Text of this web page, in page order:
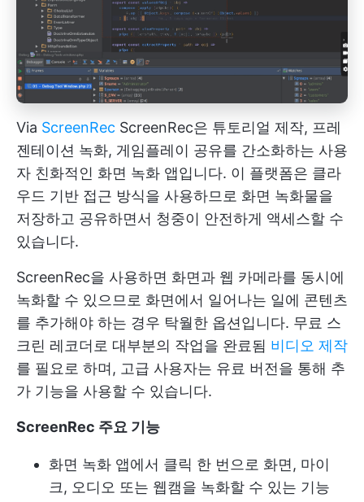
Via ScreenRec ScreenRec은 튜토리얼 제작, 프레
젠테이션 녹화, 게임플레이 공유를 간소화하는 사용
자 친화적인 화면 녹화 앱입니다. 이 플랫폼은 클라
우드 기반 접근 방식을 사용하므로 화면 녹화물을
저장하고 공유하면서 청중이 안전하게 액세스할 수
있습니다.
ScreenRec을 사용하면 화면과 웹 카메라를 동시에
녹화할 수 있으므로 화면에서 일어나는 일에 콘텐츠
를 추가해야 하는 경우 탁월한 옵션입니다. 무료 스
크린 레코더로 대부분의 작업을 완료됨 비디오 제작
를 필요로 하며, 고급 사용자는 유료 버전을 통해 추
가 기능을 사용할 수 있습니다.
ScreenRec 주요 기능
화면 녹화 앱에서 클릭 한 번으로 화면, 마이
크, 오디오 또는 웹캠을 녹화할 수 있는 기능